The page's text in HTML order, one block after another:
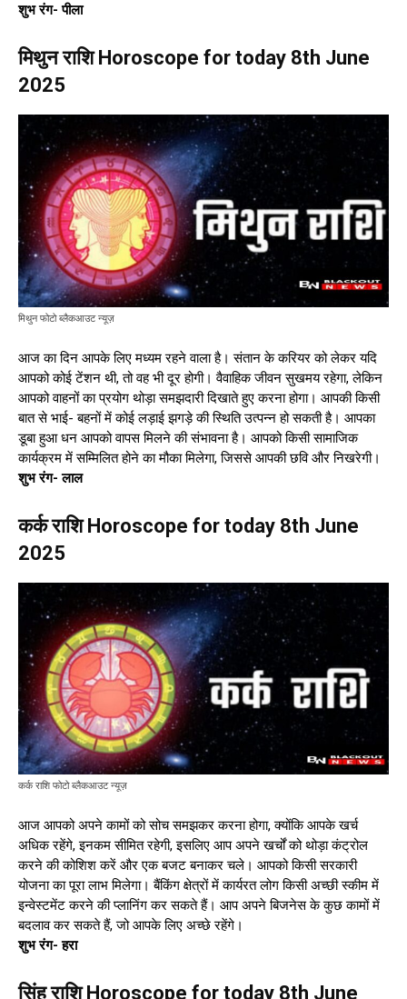
शुभ रंग- पीला
मिथुन राशि Horoscope for today 8th June
2025
मिथुन फोटो ब्लैकआउट न्यूज़
आज का दिन आपके लिए मध्यम रहने वाला है। संतान के करियर को लेकर यदि
आपको कोई टेंशन थी, तो वह भी दूर होगी। वैवाहिक जीवन सुखमय रहेगा, लेकिन
आपको वाहनों का प्रयोग थोड़ा समझदारी दिखाते हुए करना होगा। आपकी किसी
बात से भाई- बहनों में कोई लड़ाई झगड़े की स्थिति उत्पन्न हो सकती है। आपका
डूबा हुआ धन आपको वापस मिलने की संभावना है। आपको किसी सामाजिक
कार्यक्रम में सम्मिलित होने का मौका मिलेगा, जिससे आपकी छवि और निखरेगी।
शुभ रंग- लाल
कर्क राशि Horoscope for today 8th June
2025
कर्क राशि फोटो ब्लैकआउट न्यूज़
आज आपको अपने कामों को सोच समझकर करना होगा, क्योंकि आपके खर्च
अधिक रहेंगे, इनकम सीमित रहेगी, इसलिए आप अपने खर्चों को थोड़ा कंट्रोल
करने की कोशिश करें और एक बजट बनाकर चले। आपको किसी सरकारी
योजना का पूरा लाभ मिलेगा। बैंकिंग क्षेत्रों में कार्यरत लोग किसी अच्छी स्कीम में
इन्वेस्टमेंट करने की प्लानिंग कर सकते हैं। आप अपने बिजनेस के कुछ कामों में
बदलाव कर सकते हैं, जो आपके लिए अच्छे रहेंगे।
शुभ रंग- हरा
सिंह राशि Horoscope for today 8th June